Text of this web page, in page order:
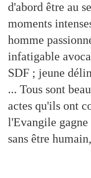
d'abord être au
moments
homme
infatigable
SDF ; jeune
... Tous sont
actes qu'ils ont
l'Evangile
sans être